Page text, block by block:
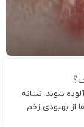
شوند. نشانه
از بهبودی زخم